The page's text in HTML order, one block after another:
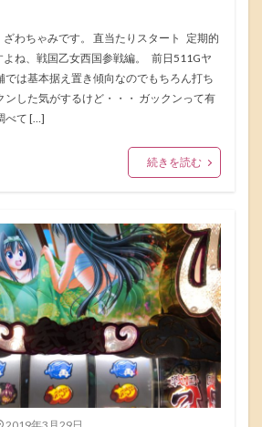
わちゃみです。 直当たりスタート 定期的
よね、戦国乙女西国参戦編。 前日511Gヤ
では基本据え置き傾向なのでもちろん打ち
ンした気がするけど・・・ ガックンって有
べて […]
続きを読む
2019年3月29日